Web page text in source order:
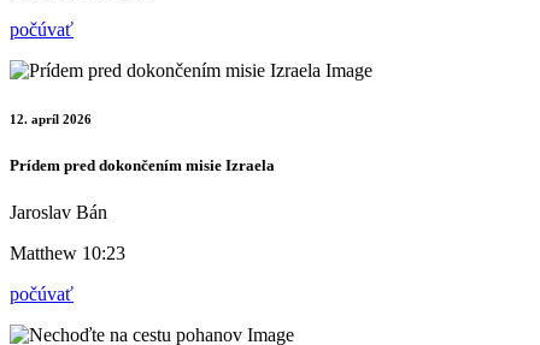
počúvať
12. apríl 2026
Prídem pred dokončením misie Izraela
Jaroslav Bán
Matthew 10:23
počúvať